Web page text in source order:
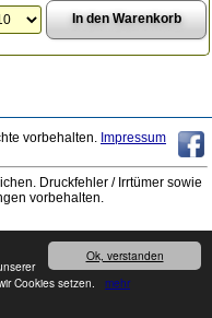
Ok, verstanden
Cookies setzen. mehr
vorbehalten. Impressum
Druckfehler / Irrtümer sowie
vorbehalten.